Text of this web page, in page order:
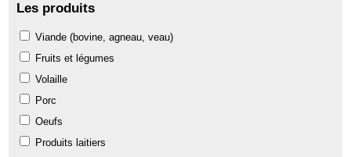
Les produits
Viande (bovine, agneau, veau)
Fruits et légumes
Volaille
Porc
Oeufs
Produits laitiers